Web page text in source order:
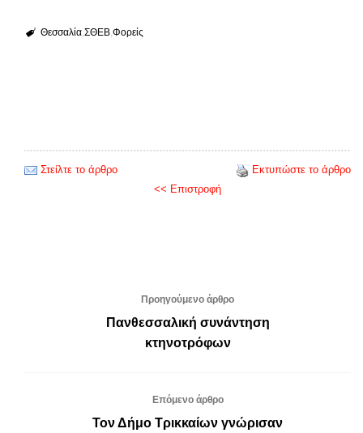
Θεσσαλία ΣΘΕΒ Φορείς
Στείλτε το άρθρο
Εκτυπώστε το άρθρο
<< Επιστροφή
Προηγούμενο άρθρο
Πανθεσσαλική συνάντηση
κτηνοτρόφων
Επόμενο άρθρο
Τον Δήμο Τρικκαίων γνώρισαν